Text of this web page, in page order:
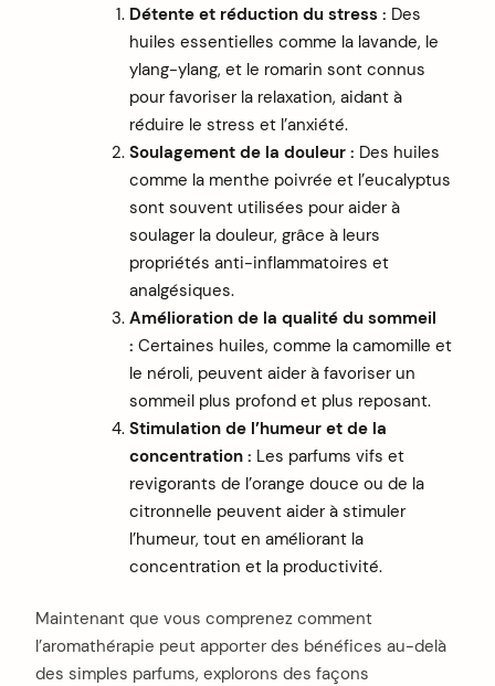
Détente et réduction du stress : Des
huiles essentielles comme la lavande, le
ylang-ylang, et le romarin sont connus
pour favoriser la relaxation, aidant à
réduire le stress et l’anxiété.
Soulagement de la douleur : Des huiles
comme la menthe poivrée et l’eucalyptus
sont souvent utilisées pour aider à
soulager la douleur, grâce à leurs
propriétés anti-inflammatoires et
analgésiques.
Amélioration de la qualité du sommeil
: Certaines huiles, comme la camomille et
le néroli, peuvent aider à favoriser un
sommeil plus profond et plus reposant.
Stimulation de l’humeur et de la
concentration : Les parfums vifs et
revigorants de l’orange douce ou de la
citronnelle peuvent aider à stimuler
l’humeur, tout en améliorant la
concentration et la productivité.
Maintenant que vous comprenez comment
l’aromathérapie peut apporter des bénéfices au-delà
des simples parfums, explorons des façons